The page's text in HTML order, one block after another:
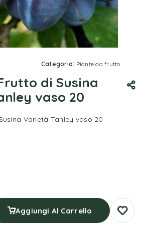
Categoria: Piante da frutto
di Susina
vaso 20
Varietà Tanley vaso 20
Aggiungi Al Carrello